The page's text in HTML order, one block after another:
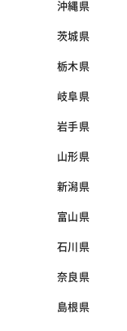
沖縄県
茨城県
栃木県
岐阜県
岩手県
山形県
新潟県
富山県
石川県
奈良県
島根県